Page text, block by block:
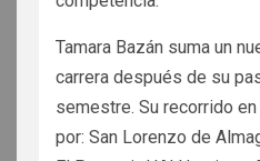
Tamara Bazán suma un
carrera después de su
semestre. Su recorrido
por: San Lorenzo de